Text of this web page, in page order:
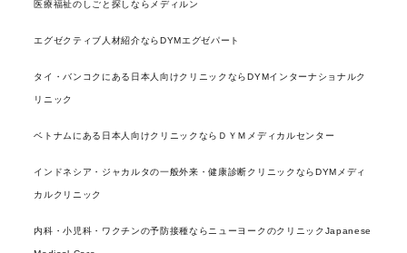
医療福祉のしごと探しならメディルン
エグゼクティブ人材紹介ならDYMエグゼパート
タイ・バンコクにある日本人向けクリニックならDYMインターナショナルク
リニック
ベトナムにある日本人向けクリニックならＤＹＭメディカルセンター
インドネシア・ジャカルタの一般外来・健康診断クリニックならDYMメディ
カルクリニック
内科・小児科・ワクチンの予防接種ならニューヨークのクリニックJapanese